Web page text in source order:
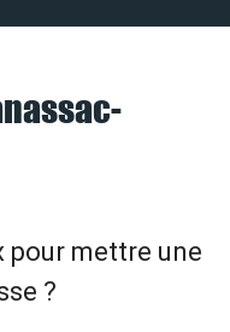
pour mettre une
?